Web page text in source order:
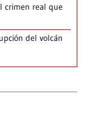
crimen real que
del volcán